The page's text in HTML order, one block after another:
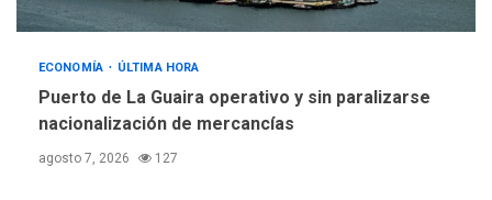
ECONOMÍA ÚLTIMA HORA
Puerto de La Guaira operativo y sin paralizarse
nacionalización de mercancías
agosto 7, 2026 127